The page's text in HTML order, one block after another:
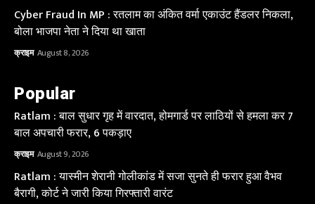
Cyber Fraud In MP : रतलाम का अंकित वर्मा एकाउंट हैंडलर निकला,
बोला भाजपा नेता ने दिया था खाता
क्राइम August 8, 2026
Popular
Ratlam : बाल सुधार गृह में वारदात, होमगार्ड पर लाठियों से हमला कर 7
बाल अपचारी फरार, 6 पकड़ाए
क्राइम August 9, 2026
Ratlam : यास्मीन शेरानी गोलीकांड में सजा सुनते ही फरार हुआ वैभव
बैरागी, कोर्ट ने जारी किया गिरफ्तारी वारंट